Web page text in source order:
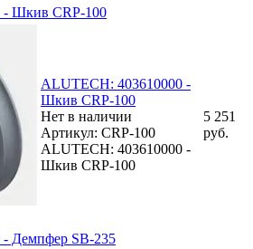
- Шкив CRP-100
ALUTECH: 403610000 -
Шкив CRP-100
Нет в наличии
Артикул: CRP-100
ALUTECH: 403610000 -
Шкив CRP-100
5 251
руб.
Демпфер SB-235